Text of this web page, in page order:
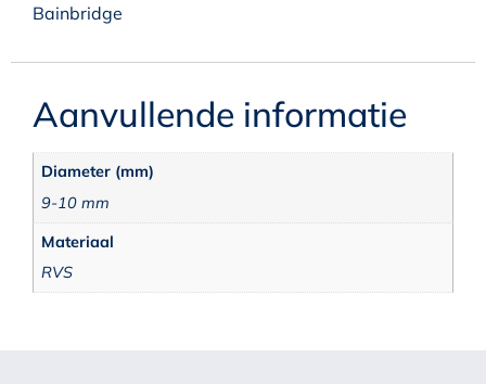
Bainbridge
Aanvullende informatie
Diameter (mm)
9-10 mm
Materiaal
RVS